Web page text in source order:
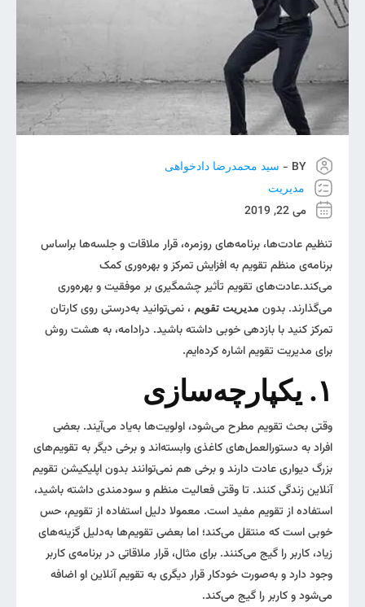
BY -
سید محمدرضا دادخواهی
مدیریت
می 22, 2019
تنظیم عادت‌ها، برنامه‌های روزمره، قرار ملاقات و جلسه‌ها براساس
برنامه‌ی منظم تقویم به افزایش تمرکز و بهره‌وری کمک
می‌کند.عادت‌های تقویم تأثیر چشمگیری بر موفقیت و بهره‌وری
می‌گذارند. بدون مدیریت تقویم ، نمی‌توانید به‌درستی روی کارتان
تمرکز کنید با بازدهی خوبی داشته باشید. درادامه، به هشت روش
برای مدیریت تقویم اشاره کرده‌ایم.
۱. یکپارچه‌سازی
وقتی بحث تقویم مطرح می‌شود، اولویت‌ها به‌یاد می‌آیند. بعضی
افراد به دستورالعمل‌های کاغذی وابسته‌اند و برخی دیگر به تقویم‌های
بزرگ دیواری عادت دارند و برخی هم نمی‌توانند بدون اپلیکیشن تقویم
آنلاین زندگی کنند. تا وقتی فعالیت منظم و سودمندی داشته باشید،
استفاده از تقویم مفید است. معمولا دلیل استفاده از تقویم، حس
خوبی است که منتقل می‌کند؛ اما بعضی تقویم‌ها به‌دلیل گزینه‌های
زیاد، کاربر را گیج می‌کنند. برای مثال، قرار ملاقاتی در برنامه‌ی کاربر
وجود دارد و به‌صورت خودکار قرار دیگری به تقویم آنلاین او اضافه
می‌شود و کاربر را گیج می‌کند.